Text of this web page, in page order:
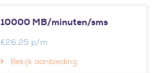
10000 MB/minuten/sms
€26,25 p/m
Bekijk aanbieding